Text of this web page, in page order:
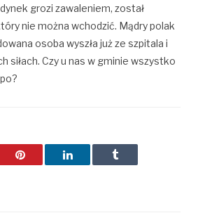
grozi zawaleniem, został
nie można wchodzić. Mądry polak
osoba wyszła już ze szpitala i
siłach. Czy u nas w gminie wszystko
PinterestLinkedInTumblr